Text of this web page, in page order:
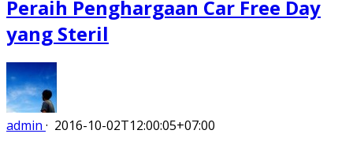
Peraih Penghargaan Car Free Day
yang Steril
admin · 2016-10-02T12:00:05+07:00